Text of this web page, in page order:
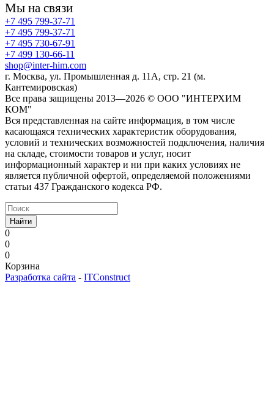
Мы на связи
+7 495 799-37-71
+7 495 799-37-71
+7 495 730-67-91
+7 499 130-66-11
shop@inter-him.com
г. Москва, ул. Промышленная д. 11А, стр. 21 (м.
Кантемировская)
Все права защищены 2013—2026 © OOO "ИНТЕРХИМ
КОМ"
Вся представленная на сайте информация, в том числе
касающаяся технических характеристик оборудования,
условий и технических возможностей подключения, наличия
на складе, стоимости товаров и услуг, носит
информационный характер и ни при каких условиях не
является публичной офертой, определяемой положениями
статьи 437 Гражданского кодекса РФ.
Найти
0
0
0
Корзина
Разработка сайта - ITConstruct